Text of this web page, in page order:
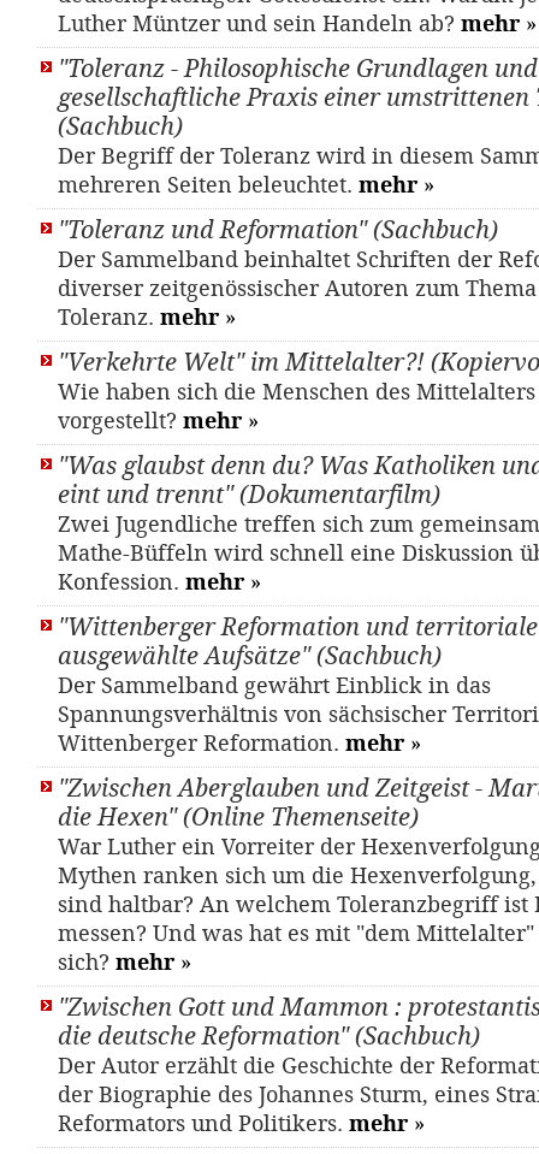
Luther Müntzer und sein Handeln ab? mehr »
"Toleranz - Philosophische Grundlagen und
gesellschaftliche Praxis einer umstrittenen
(Sachbuch)
Der Begriff der Toleranz wird in diesem
mehreren Seiten beleuchtet. mehr »
"Toleranz und Reformation" (Sachbuch)
Der Sammelband beinhaltet Schriften der
diverser zeitgenössischer Autoren zum Thema
Toleranz. mehr »
"Verkehrte Welt" im Mittelalter?!
Wie haben sich die Menschen des
vorgestellt? mehr »
"Was glaubst denn du? Was Katholiken
eint und trennt" (Dokumentarfilm)
Zwei Jugendliche treffen sich zum
Mathe-Büffeln wird schnell eine Diskussion
Konfession. mehr »
"Wittenberger Reformation und
ausgewählte Aufsätze" (Sachbuch)
Der Sammelband gewährt Einblick in das
Spannungsverhältnis von sächsischer
Wittenberger Reformation. mehr »
"Zwischen Aberglauben und Zeitgeist -
die Hexen" (Online Themenseite)
War Luther ein Vorreiter der
Mythen ranken sich um die
sind haltbar? An welchem Toleranzbegriff ist
messen? Und was hat es mit "dem
sich? mehr »
"Zwischen Gott und Mammon :
die deutsche Reformation" (Sachbuch)
Der Autor erzählt die Geschichte der
der Biographie des Johannes Sturm, eines
Reformators und Politikers. mehr »